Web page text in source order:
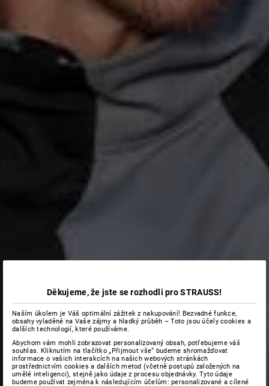
Děkujeme, že jste se rozhodli pro STRAUSS!
Naším úkolem je Váš optimální zážitek z nakupování! Bezvadné funkce,
obsahy vyladěné na Vaše zájmy a hladký průběh – Toto jsou účely cookies a
dalších technologií, které používáme.
Abychom vám mohli zobrazovat personalizovaný obsah, potřebujeme váš
souhlas. Kliknutím na tlačítko „Přijmout vše“ budeme shromažďovat
informace o vašich interakcích na našich webových stránkách
prostřednictvím cookies a dalších metod (včetně postupů založených na
umělé inteligenci), stejně jako údaje z procesu objednávky. Tyto údaje
budeme používat zejména k následujícím účelům: personalizované a cílené